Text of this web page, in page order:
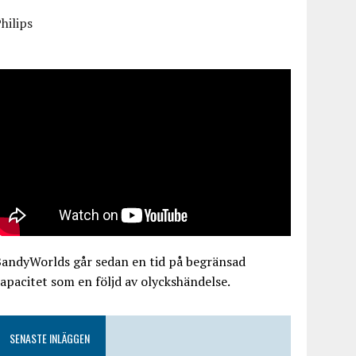
går sedan en tid på begränsad
som en följd av olyckshändelse.
SENASTE INLÄGGEN